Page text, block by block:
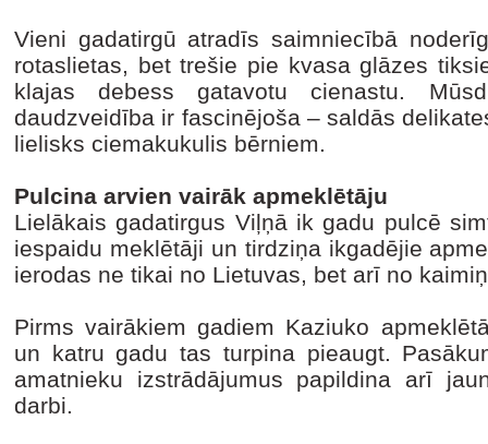
Vieni gadatirgū atradīs saimniecībā
rotaslietas, bet trešie pie kvasa glāzes
klajas debess gatavotu cienastu.
daudzveidība ir fascinējoša – saldās
lielisks ciemakukulis bērniem.
Pulcina arvien vairāk apmeklētāju
Lielākais gadatirgus Viļņā ik gadu pulcē
iespaidu meklētāji un tirdziņa ikgadējie
ierodas ne tikai no Lietuvas, bet arī no
Pirms vairākiem gadiem Kaziuko
un katru gadu tas turpina pieaugt.
amatnieku izstrādājumus papildina arī
darbi.